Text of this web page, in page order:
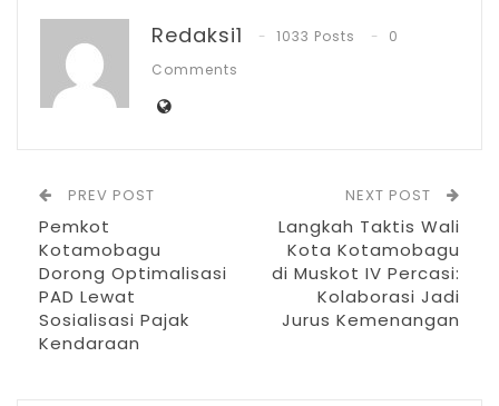
RI,”sambungnya lagi.
RELATED POSTS
Agu 4, 2026
Pemkot Kotamobagu Sambut 1 Muharram
dengan Zikir…
Jul 7, 2026
IGA 2026, Sekda Kotamobagu Ajak OPD
Redaksi1 1033 Posts
0
Comments
PREV POST
Pemkot
Kotamobagu
Dorong Optimalisasi
PAD Lewat
Sosialisasi Pajak
Kendaraan
NEXT POST
Langkah Taktis Wali
Kota Kotamobagu
di Muskot IV Percasi:
Kolaborasi Jadi
Jurus Kemenangan